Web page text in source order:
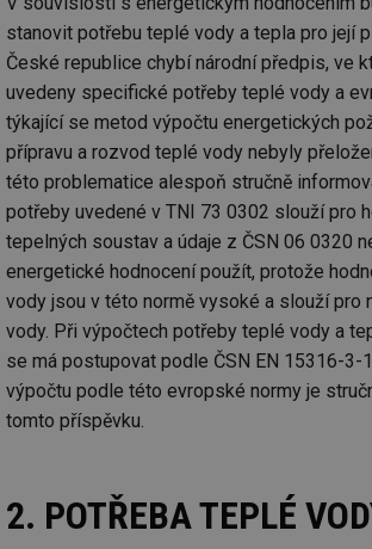
stanovit potřebu teplé vody a tepla pro její
České republice chybí národní předpis, ve
uvedeny specifické potřeby teplé vody a
týkající se metod výpočtu energetických
přípravu a rozvod teplé vody nebyly
této problematice alespoň stručně
potřeby uvedené v TNI 73 0302 slouží pro
tepelných soustav a údaje z ČSN 06 0320
energetické hodnocení použít, protože
vody jsou v této normě vysoké a slouží pro
vody. Při výpočtech potřeby teplé vody a
se má postupovat podle ČSN EN 15316-3-
výpočtu podle této evropské normy je
tomto příspěvku.
2. POTŘEBA TEPLÉ